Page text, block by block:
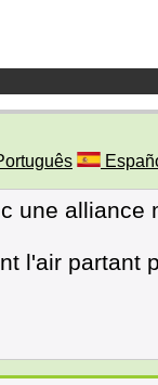
une alliance
l'air partant